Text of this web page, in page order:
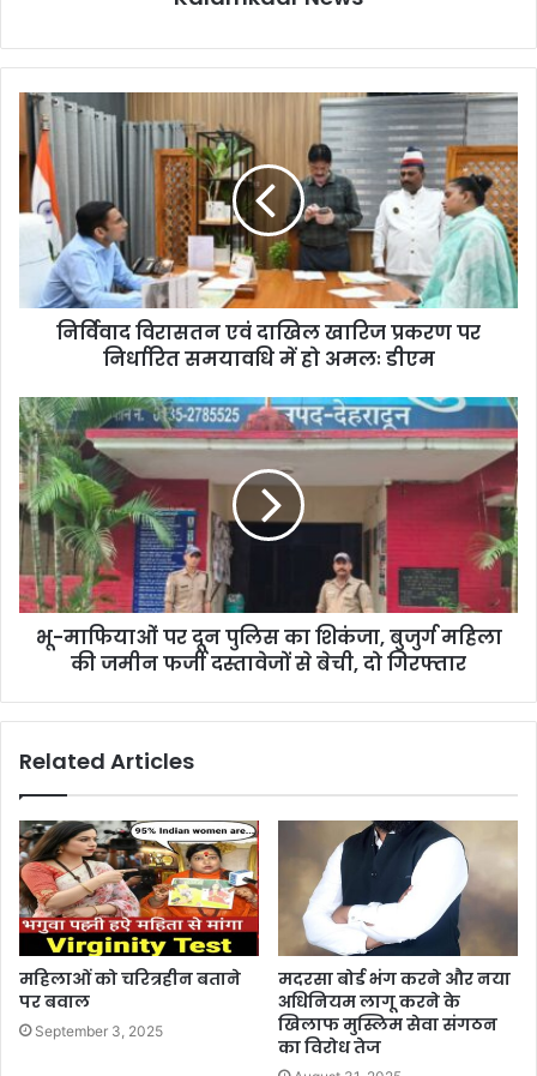
निर्विवाद विरासतन एवं दाखिल खारिज प्रकरण पर
निर्धारित समयावधि में हो अमलः डीएम
भू-माफियाओं पर दून पुलिस का शिकंजा, बुजुर्ग महिला
की जमीन फर्जी दस्तावेजों से बेची, दो गिरफ्तार
Related Articles
महिलाओं को चरित्रहीन बताने
पर बवाल
September 3, 2025
मदरसा बोर्ड भंग करने और नया
अधिनियम लागू करने के
खिलाफ मुस्लिम सेवा संगठन
का विरोध तेज